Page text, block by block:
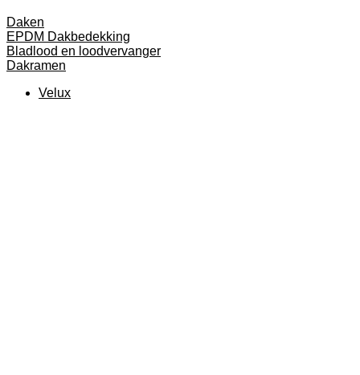
Daken
EPDM Dakbedekking
Bladlood en loodvervanger
Dakramen
Velux